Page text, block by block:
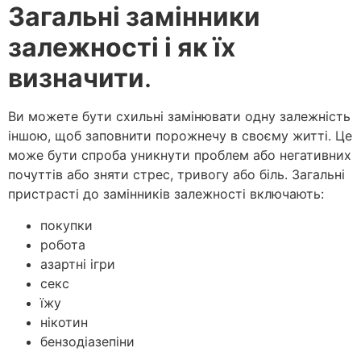
Загальні замінники
залежності і як їх
визначити.
Ви можете бути схильні замінювати одну залежність
іншою, щоб заповнити порожнечу в своєму житті. Це
може бути спроба уникнути проблем або негативних
почуттів або зняти стрес, тривогу або біль. Загальні
пристрасті до замінників залежності включають:
покупки
робота
азартні ігри
секс
їжу
нікотин
бензодіазепіни